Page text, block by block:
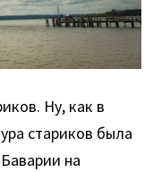
Ну, как в
стариков была
на